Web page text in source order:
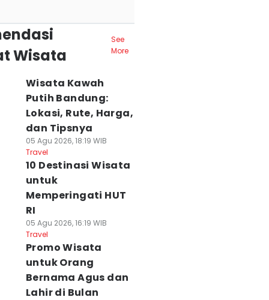
Wisata
See
More
Wisata Kawah
Putih Bandung:
Lokasi, Rute, Harga,
dan Tipsnya
05 Agu 2026, 18:19 WIB
Travel
10 Destinasi Wisata
untuk
Memperingati HUT
RI
05 Agu 2026, 16:19 WIB
Travel
Promo Wisata
untuk Orang
Bernama Agus dan
Lahir di Bulan